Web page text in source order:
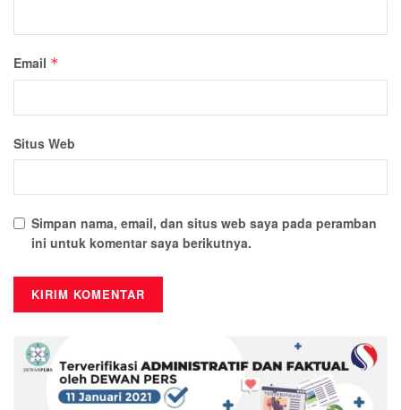
Email *
Situs Web
Simpan nama, email, dan situs web saya pada peramban
ini untuk komentar saya berikutnya.